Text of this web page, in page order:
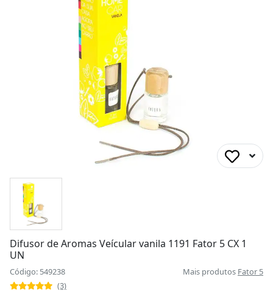
Difusor de Aromas Veícular vanila 1191 Fator 5 CX 1
UN
Código: 549238 Mais produtos Fator 5
(3)